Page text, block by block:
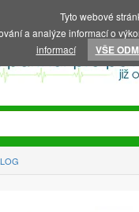
Tyto webové
a analýze informací o
informací
VŠE